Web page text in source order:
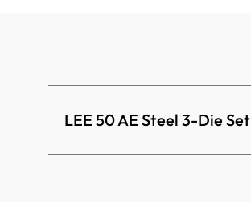
LEE 50 AE Steel 3-Die Set